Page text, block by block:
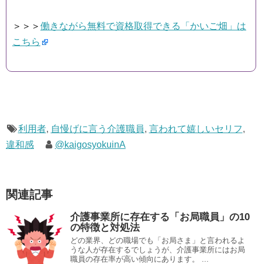
＞＞＞ 働きながら無料で資格取得できる「かいご畑」は
こちら
利用者, 自慢げに言う介護職員, 言われて嬉しいセリフ,
違和感
@kaigosyokuinA
関連記事
介護事業所に存在する「お局職員」の10
の特徴と対処法
どの業界、どの職場でも「お局さま」と言われるよ
うな人が存在するでしょうが、介護事業所にはお局
職員の存在率が高い傾向にあります。 ...